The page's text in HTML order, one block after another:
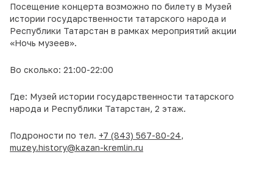
Посещение концерта возможно по билету в Музей
истории государственности татарского народа и
Республики Татарстан в рамках мероприятий акции
«Ночь музеев».
Во сколько: 21:00-22:00
Где: Музей истории государственности татарского
народа и Республики Татарстан, 2 этаж.
Подроности по тел. +7 (843) 567-80-24,
muzey.history@kazan-kremlin.ru